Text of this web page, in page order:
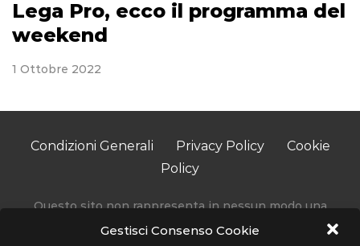
Gestisci Consenso Cookie
Lega Pro, ecco il programma del
weekend
1 Ottobre 2022
Condizioni Generali Privacy Policy
Cookie
Policy
Questo sito non rappresenta in nessun modo una
testata giornalistica in quanto viene aggiornato senza